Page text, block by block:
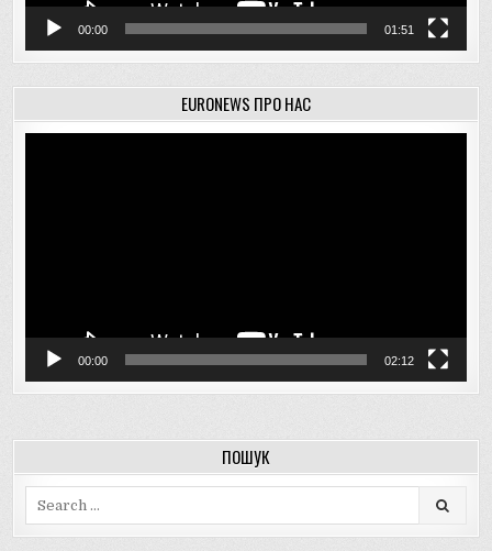
00:00 01:51
EURONEWS ПРО НАС
00:00 02:12
ПОШУК